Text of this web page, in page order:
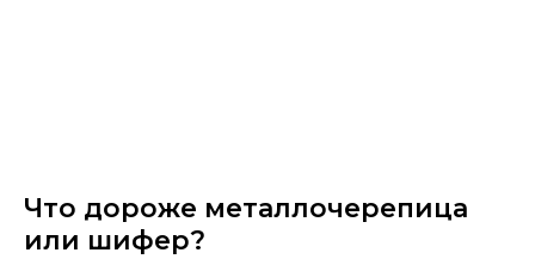
Что дороже металлочерепица
или шифер?